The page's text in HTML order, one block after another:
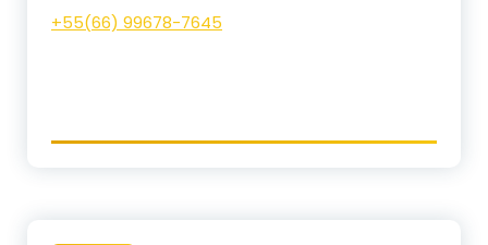
+55(66) 99678-7645